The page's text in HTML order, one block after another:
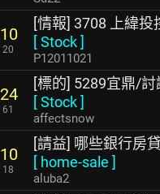
10
20
[情報] 3708 上緯
[Stock]
P12011021
24
61
[標的] 5289宜鼎/討
[Stock]
affectsnow
10
18
[請益] 哪些銀行房
[ home-sale ]
aluba2